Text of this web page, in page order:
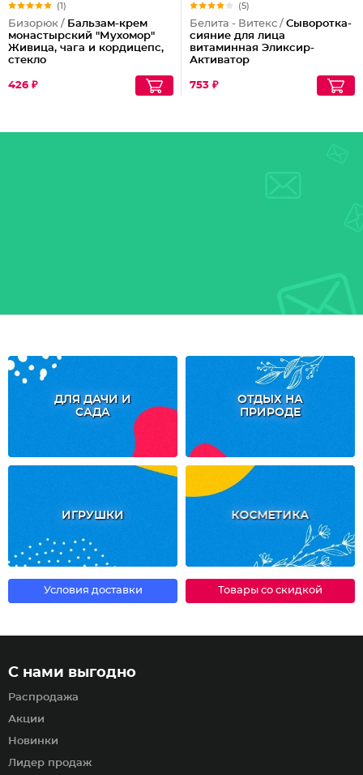
(1)
Бизорюк / Бальзам-крем
монастырский "Мухомор"
Живица, чага и кордицепс,
стекло
426 ₽
(5)
Белита - Витекс / Сыворотка-
сияние для лица
витаминная Эликсир-
Активатор
753 ₽
ДЛЯ ДАЧИ И
САДА
ОТДЫХ НА
ПРИРОДЕ
ИГРУШКИ КОСМЕТИКА
Условия доставки Товары со скидкой
С нами выгодно
Распродажа
Акции
Новинки
Лидер продаж